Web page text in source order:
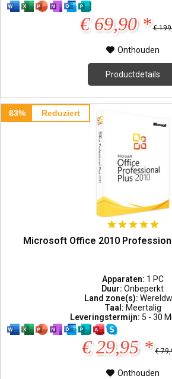
€ 69,90 * €
Onthouden
Productdetails
63% Reduziert
Microsoft Office 2010
Apparaten: 1 PC
Duur:Onbeperkt
Land zone(s):
Taal: Meertalig
Leveringstermijn: 5 - 30
€ 29,95 * €
Onthouden